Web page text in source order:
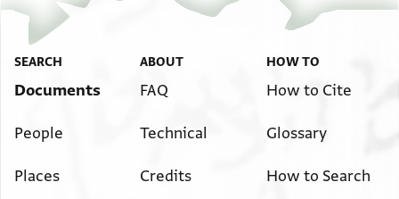
SEARCH
Documents
People
Places
ABOUT
FAQ
Technical
Credits
HOW TO
How to Cite
Glossary
How to Search